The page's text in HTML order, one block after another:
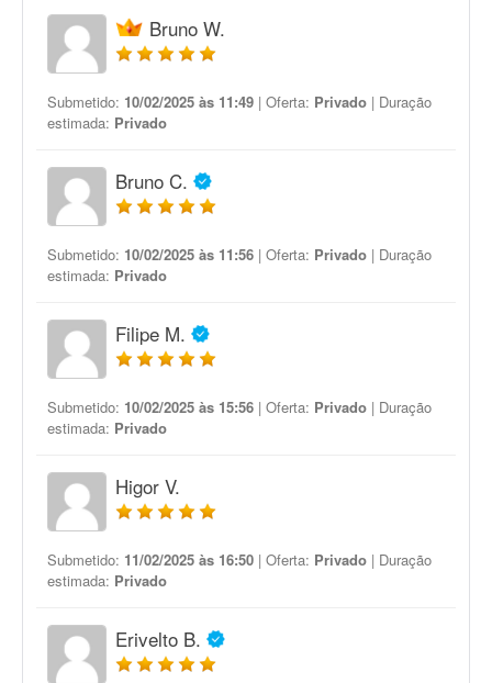
Bruno W.
Submetido: 10/02/2025 às 11:49 | Oferta: Privado | Duração
estimada: Privado
Bruno C.
Submetido: 10/02/2025 às 11:56 | Oferta: Privado | Duração
estimada: Privado
Filipe M.
Submetido: 10/02/2025 às 15:56 | Oferta: Privado | Duração
estimada: Privado
Higor V.
Submetido: 11/02/2025 às 16:50 | Oferta: Privado | Duração
estimada: Privado
Erivelto B.